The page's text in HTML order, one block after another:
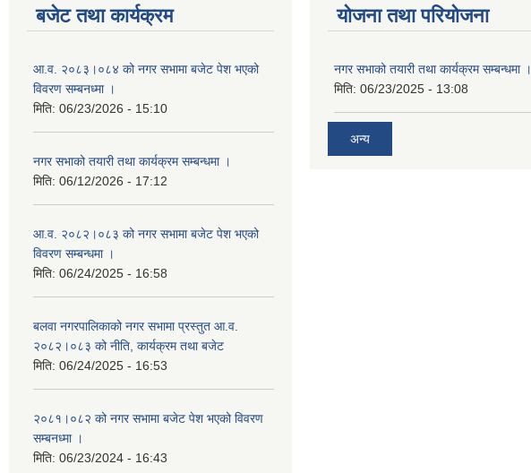
बजेट तथा कार्यक्रम
आ.व. २०८३।०८४ को नगर सभामा बजेट पेश भएको
विवरण सम्बनध्मा ।
मिति: 06/23/2026 - 15:10
नगर सभाको तयारी तथा कार्यक्रम सम्बन्धमा ।
मिति: 06/12/2026 - 17:12
आ.व. २०८२।०८३ को नगर सभामा बजेट पेश भएको
विवरण सम्बन्धमा ।
मिति: 06/24/2025 - 16:58
बलवा नगरपालिकाको नगर सभामा प्रस्तुत आ.व.
२०८२।०८३ को नीति, कार्यक्रम तथा बजेट
मिति: 06/24/2025 - 16:53
२०८१।०८२ को नगर सभामा बजेट पेश भएको विवरण
सम्बनध्मा ।
मिति: 06/23/2024 - 16:43
योजना तथा परियोजना
नगर सभाको तयारी तथा कार्यक्रम सम्बन्धमा ।
मिति: 06/23/2025 - 13:08
अन्य